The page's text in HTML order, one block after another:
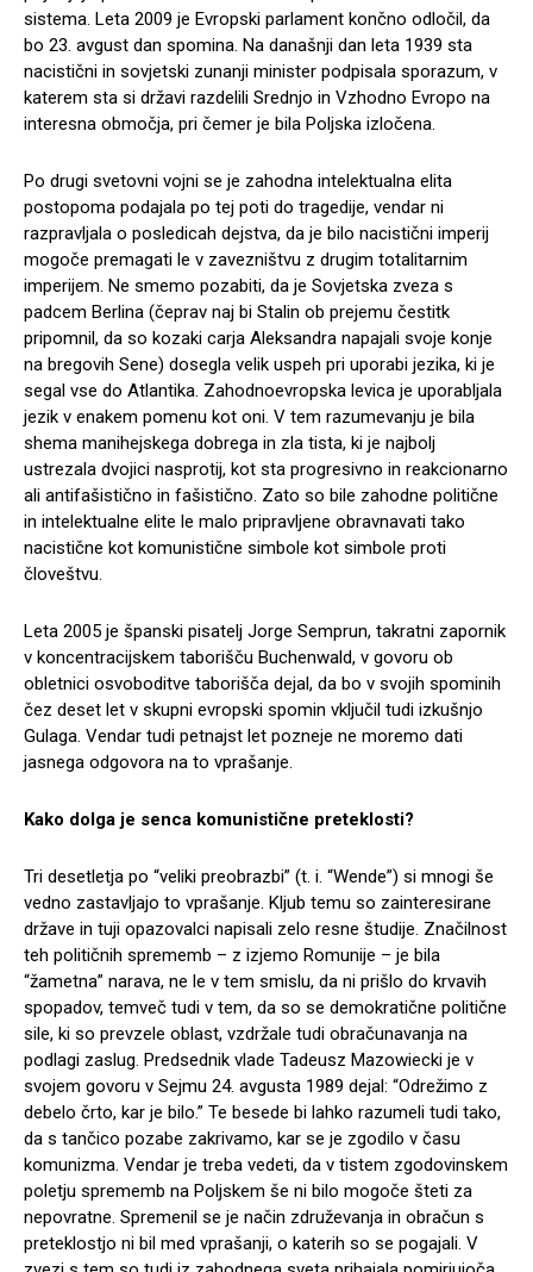
sistema. Leta 2009 je Evropski parlament končno odločil, da
bo 23. avgust dan spomina. Na današnji dan leta 1939 sta
nacistični in sovjetski zunanji minister podpisala sporazum, v
katerem sta si državi razdelili Srednjo in Vzhodno Evropo na
interesna območja, pri čemer je bila Poljska izločena.
Po drugi svetovni vojni se je zahodna intelektualna elita
postopoma podajala po tej poti do tragedije, vendar ni
razpravljala o posledicah dejstva, da je bilo nacistični imperij
mogoče premagati le v zavezništvu z drugim totalitarnim
imperijem. Ne smemo pozabiti, da je Sovjetska zveza s
padcem Berlina (čeprav naj bi Stalin ob prejemu čestitk
pripomnil, da so kozaki carja Aleksandra napajali svoje konje
na bregovih Sene) dosegla velik uspeh pri uporabi jezika, ki je
segal vse do Atlantika. Zahodnoevropska levica je uporabljala
jezik v enakem pomenu kot oni. V tem razumevanju je bila
shema manihejskega dobrega in zla tista, ki je najbolj
ustrezala dvojici nasprotij, kot sta progresivno in reakcionarno
ali antifašistično in fašistično. Zato so bile zahodne politične
in intelektualne elite le malo pripravljene obravnavati tako
nacistične kot komunistične simbole kot simbole proti
človeštvu.
Leta 2005 je španski pisatelj Jorge Semprun, takratni zapornik
v koncentracijskem taborišču Buchenwald, v govoru ob
obletnici osvoboditve taborišča dejal, da bo v svojih spominih
čez deset let v skupni evropski spomin vključil tudi izkušnjo
Gulaga. Vendar tudi petnajst let pozneje ne moremo dati
jasnega odgovora na to vprašanje.
Kako dolga je senca komunistične preteklosti?
Tri desetletja po “veliki preobrazbi” (t. i. “Wende”) si mnogi še
vedno zastavljajo to vprašanje. Kljub temu so zainteresirane
države in tuji opazovalci napisali zelo resne študije. Značilnost
teh političnih sprememb – z izjemo Romunije – je bila
“žametna” narava, ne le v tem smislu, da ni prišlo do krvavih
spopadov, temveč tudi v tem, da so se demokratične politične
sile, ki so prevzele oblast, vzdržale tudi obračunavanja na
podlagi zaslug. Predsednik vlade Tadeusz Mazowiecki je v
svojem govoru v Sejmu 24. avgusta 1989 dejal: “Odrežimo z
debelo črto, kar je bilo.” Te besede bi lahko razumeli tudi tako,
da s tančico pozabe zakrivamo, kar se je zgodilo v času
komunizma. Vendar je treba vedeti, da v tistem zgodovinskem
poletju sprememb na Poljskem še ni bilo mogoče šteti za
nepovratne. Spremenil se je način združevanja in obračun s
preteklostjo ni bil med vprašanji, o katerih so se pogajali. V